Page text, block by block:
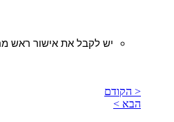
יש לקבל את אישור ראש
< הקודם
הבא >